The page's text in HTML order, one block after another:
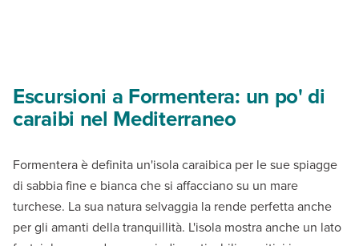
Escursioni a Formentera: un po' di
caraibi nel Mediterraneo
Formentera è definita un'isola caraibica per le sue spiagge
di sabbia fine e bianca che si affacciano su un mare
turchese. La sua natura selvaggia la rende perfetta anche
per gli amanti della tranquillità. L'isola mostra anche un lato